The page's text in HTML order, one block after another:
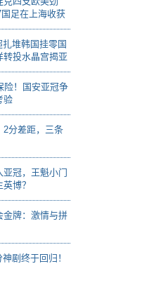
足在上海收获
堆韩国挂零国
转投水晶宫揭亚
险！国安亚冠争
验
2分差距，三条
冠，王魁小门
博？
金牌：激情与拼
剧终于回归！